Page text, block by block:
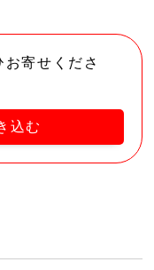
寄せくださ
込む